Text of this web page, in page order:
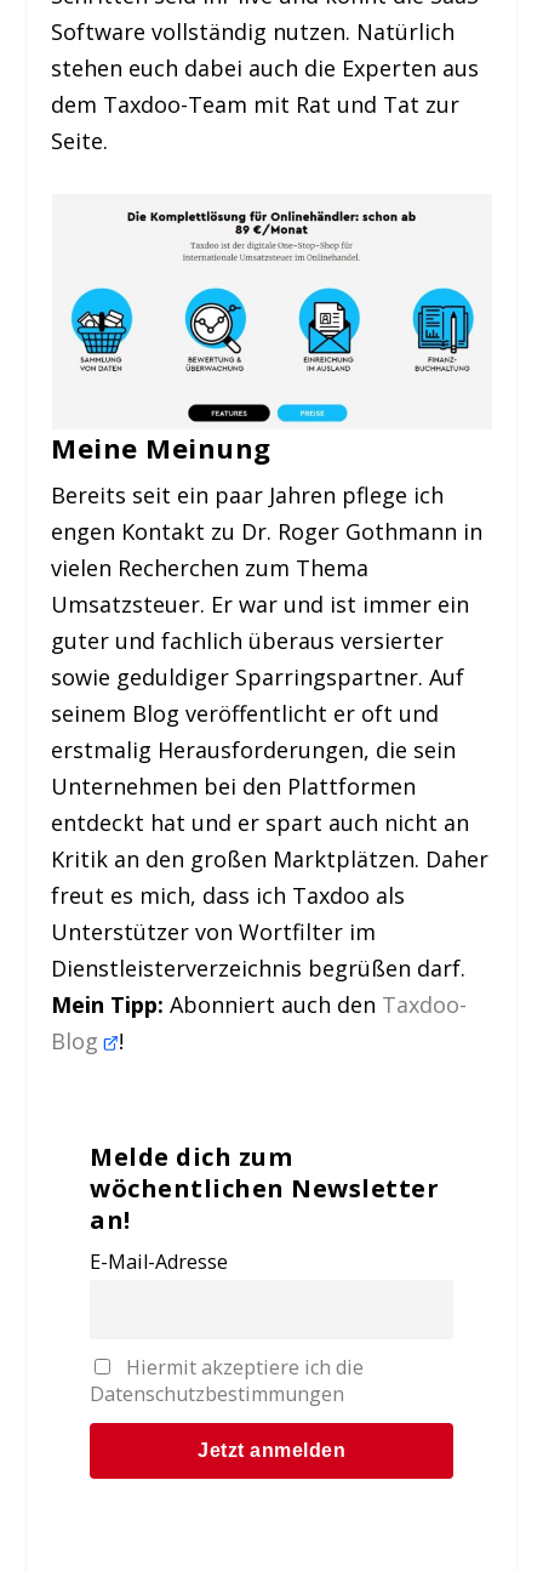
Software vollständig nutzen. Natürlich
stehen euch dabei auch die Experten aus
dem Taxdoo-Team mit Rat und Tat zur
Seite.
Meine Meinung
Bereits seit ein paar Jahren pflege ich
engen Kontakt zu Dr. Roger Gothmann in
vielen Recherchen zum Thema
Umsatzsteuer. Er war und ist immer ein
guter und fachlich überaus versierter
sowie geduldiger Sparringspartner. Auf
seinem Blog veröffentlicht er oft und
erstmalig Herausforderungen, die sein
Unternehmen bei den Plattformen
entdeckt hat und er spart auch nicht an
Kritik an den großen Marktplätzen. Daher
freut es mich, dass ich Taxdoo als
Unterstützer von Wortfilter im
Dienstleisterverzeichnis begrüßen darf.
Mein Tipp: Abonniert auch den Taxdoo-
Blog !
Melde dich zum
wöchentlichen Newsletter
an!
E-Mail-Adresse
Hiermit akzeptiere ich die
Datenschutzbestimmungen